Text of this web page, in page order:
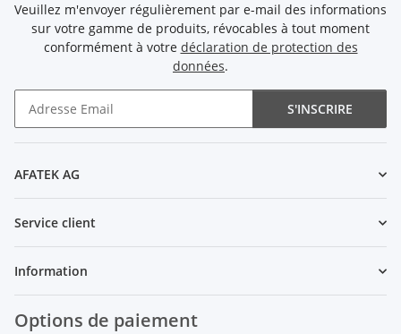
Veuillez m'envoyer régulièrement par e-mail des informations
sur votre gamme de produits, révocables à tout moment
conformément à votre déclaration de protection des
données.
S'INSCRIRE
AFATEK AG
Service client
Information
Options de paiement